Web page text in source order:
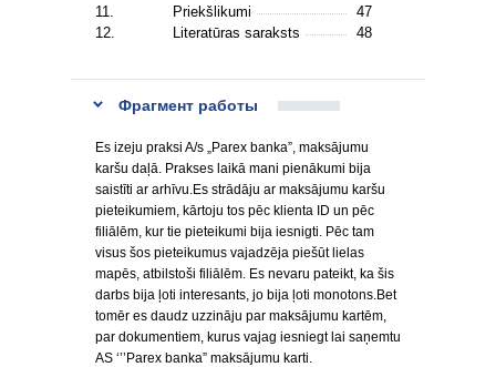
11.
Priekšlikumi
47
12.
Literatūras saraksts 48
Фрагмент работы
Es izeju praksi A/s „Parex banka”, maksājumu
karšu daļā. Prakses laikā mani pienākumi bija
saistīti ar arhīvu.Es strādāju ar maksājumu karšu
pieteikumiem, kārtoju tos pēc klienta ID un pēc
filiālēm, kur tie pieteikumi bija iesnigti. Pēc tam
visus šos pieteikumus vajadzēja piešūt lielas
mapēs, atbilstoši filiālēm. Es nevaru pateikt, ka šis
darbs bija ļoti interesants, jo bija ļoti monotons.Bet
tomēr es daudz uzzināju par maksājumu kartēm,
par dokumentiem, kurus vajag iesniegt lai saņemtu
AS ‘’’Parex banka” maksājumu karti.